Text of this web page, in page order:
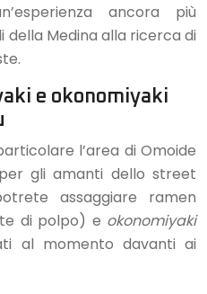
ancora più
Medina alla ricerca di
e okonomiyaki
l’area di Omoide
gli amanti dello street
assaggiare ramen
di polpo) e okonomiyaki
al momento davanti ai